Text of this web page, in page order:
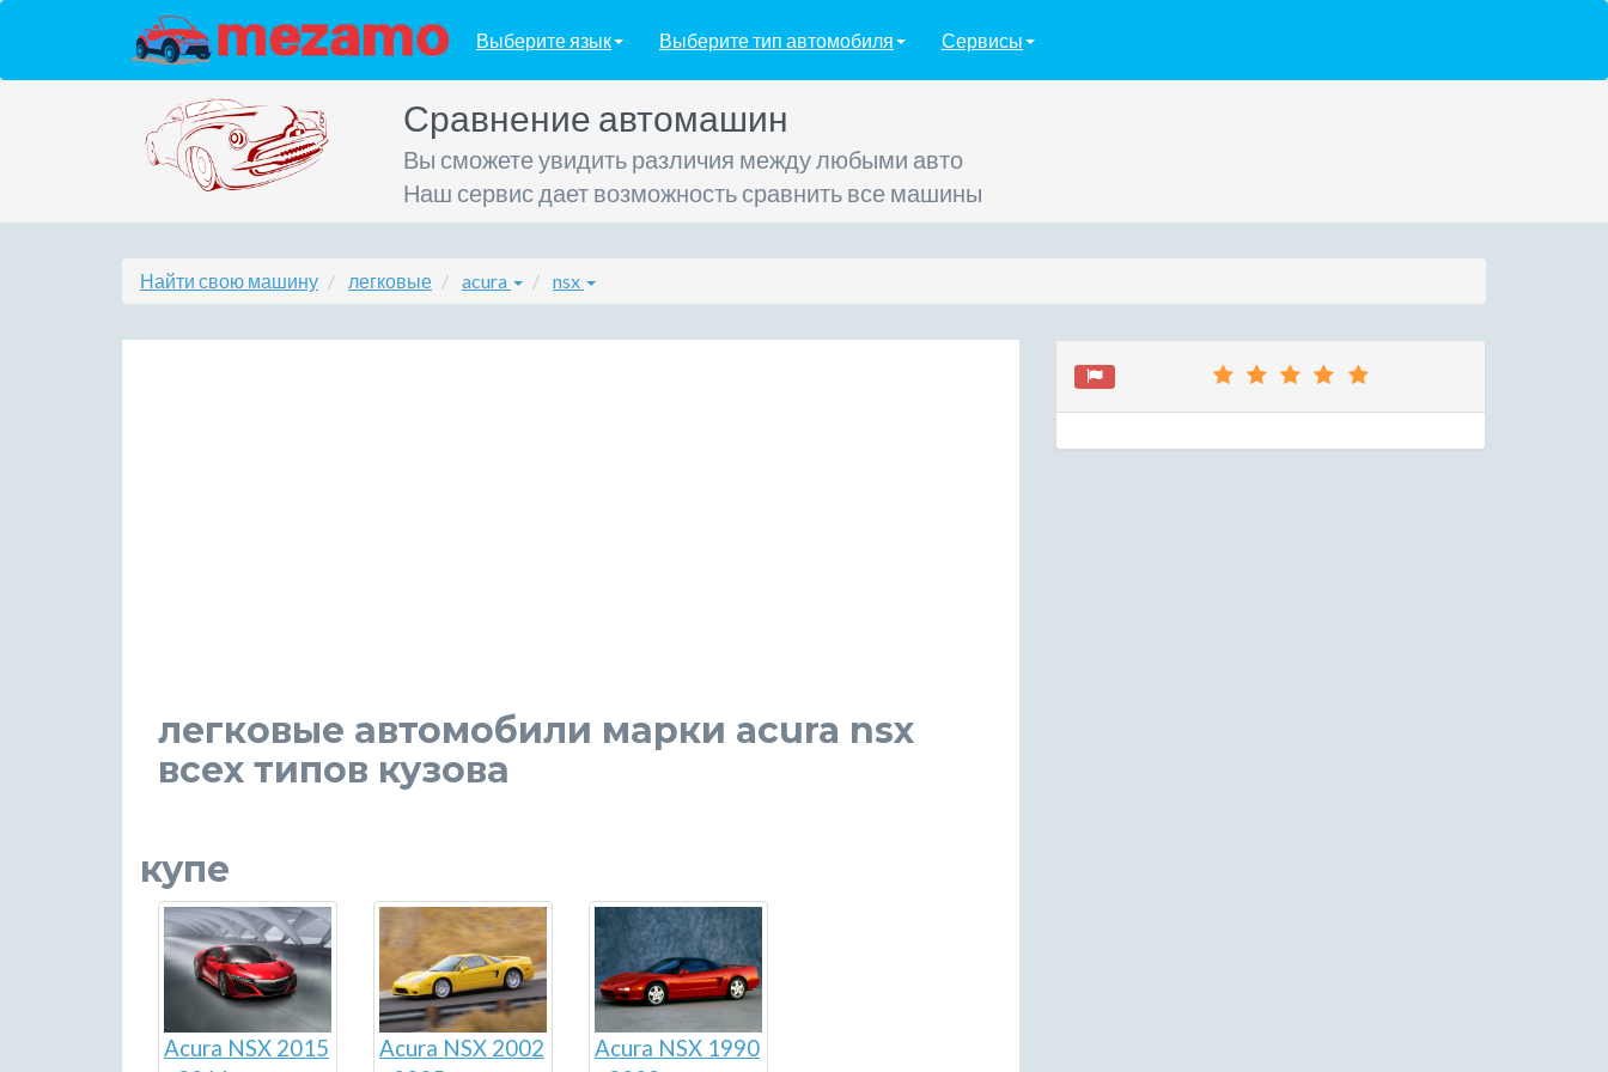
Выберите язык Выберите тип автомобиля Сервисы
Сравнение автомашин
Вы сможете увидить различия между любыми авто
Наш сервис дает возможность сравнить все машины
Найти свою машину легковые acura nsx
легковые автомобили марки acura nsx
всех типов кузова
купе
Acura NSX 2015
Acura NSX 2002
Acura NSX 1990